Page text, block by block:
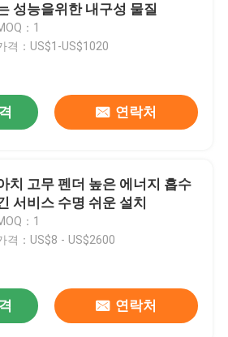
성능을위한 내구성 물질
：1
격：US$1-US$1020
연락처
치 고무 펜더 높은 에너지 흡수
서비스 수명 쉬운 설치
：1
격：US$8 - US$2600
연락처